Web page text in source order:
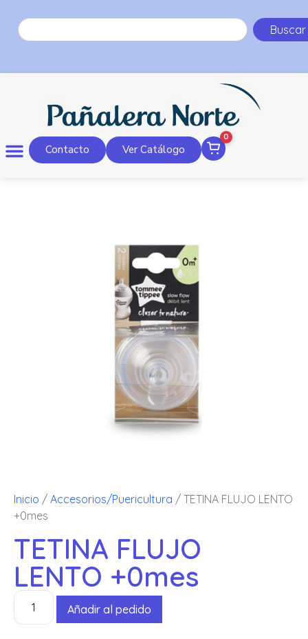
Buscar
Contacto Ver Catálogo
0
Inicio / Accesorios/Puericultura / TETINA FLUJO LENTO
+0mes
TETINA FLUJO
LENTO +0mes
Añadir al pedido